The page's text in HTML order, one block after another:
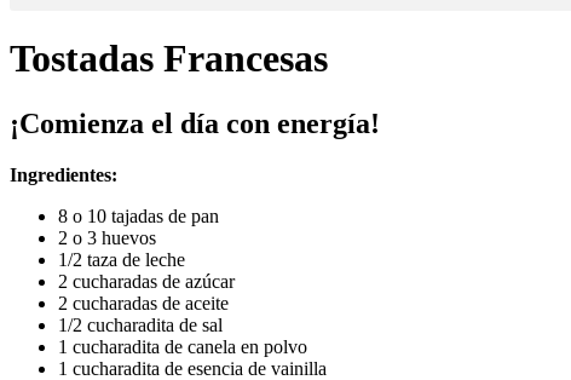
Tostadas Francesas
¡Comienza el día con energía!
Ingredientes:
8 o 10 tajadas de pan
2 o 3 huevos
1/2 taza de leche
2 cucharadas de azúcar
2 cucharadas de aceite
1/2 cucharadita de sal
1 cucharadita de canela en polvo
1 cucharadita de esencia de vainilla